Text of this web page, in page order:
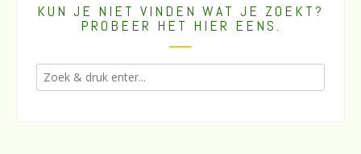
KUN JE NIET VINDEN WAT JE ZOEKT?
PROBEER HET HIER EENS.